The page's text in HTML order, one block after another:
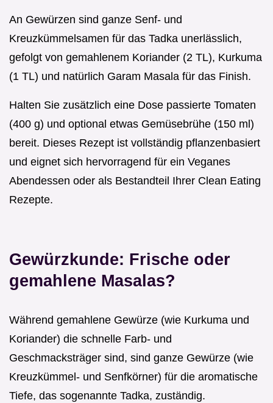
An Gewürzen sind ganze Senf- und
Kreuzkümmelsamen für das Tadka unerlässlich,
gefolgt von gemahlenem Koriander (2 TL), Kurkuma
(1 TL) und natürlich Garam Masala für das Finish.
Halten Sie zusätzlich eine Dose passierte Tomaten
(400 g) und optional etwas Gemüsebrühe (150 ml)
bereit. Dieses Rezept ist vollständig pflanzenbasiert
und eignet sich hervorragend für ein Veganes
Abendessen oder als Bestandteil Ihrer Clean Eating
Rezepte.
Gewürzkunde: Frische oder
gemahlene Masalas?
Während gemahlene Gewürze (wie Kurkuma und
Koriander) die schnelle Farb- und
Geschmacksträger sind, sind ganze Gewürze (wie
Kreuzkümmel- und Senfkörner) für die aromatische
Tiefe, das sogenannte Tadka, zuständig.